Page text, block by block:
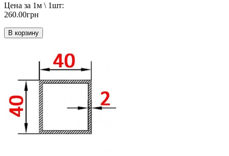
Цена за 1м \ 1шт:
260.00грн
В корзину